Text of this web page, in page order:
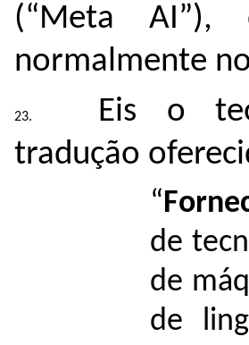
(“Meta AI”),
normalmente
Eis o
tradução
“
de
de
de